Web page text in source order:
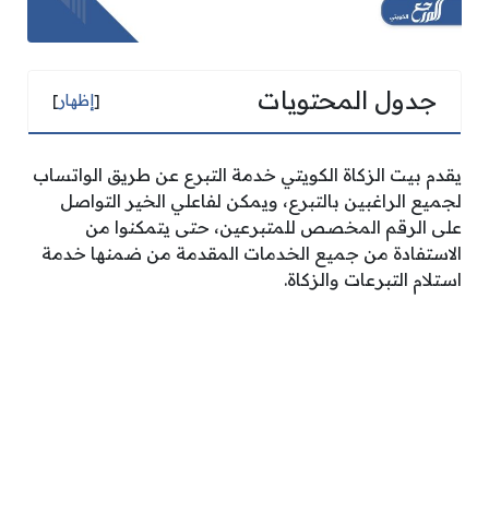
جدول المحتويات [إظهار]
يقدم بيت الزكاة الكويتي خدمة التبرع عن طريق الواتساب
لجميع الراغبين بالتبرع، ويمكن لفاعلي الخير التواصل
على الرقم المخصص للمتبرعين، حتى يتمكنوا من
الاستفادة من جميع الخدمات المقدمة من ضمنها خدمة
استلام التبرعات والزكاة.